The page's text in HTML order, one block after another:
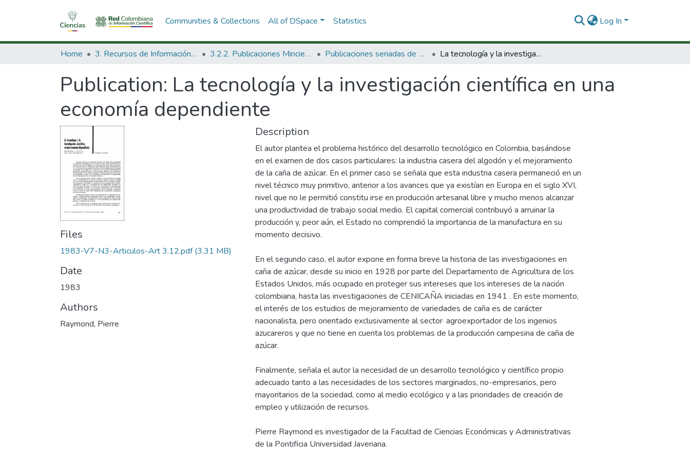
Communities & Collections All of DSpace Statistics Log In
Home 3. Recursos de Información Científica y Tecnológica 3.2.2. Publicaciones Minciencias Publicaciones seriadas de Minciencias La tecnología y la investigación científica en una economía dependiente
Publication: La tecnología y la investigación científica en una
economía dependiente
Files
1983-V7-N3-Articulos-Art 3.12.pdf(3.31 MB)
Date
1983
Authors
Raymond, Pierre
Description
El autor plantea el problema histórico del desarrollo tecnológico en Colombia, basándose
en el examen de dos casos particulares: la industria casera del algodón y el mejoramiento
de la caña de azúcar. En el primer caso se señala que esta industria casera permaneció en un
nivel técnico muy primitivo, anterior a los avances que ya existían en Europa en el siglo XVI,
nivel que no le permitió constitu irse en producción artesanal libre y mucho menos alcanzar
una productividad de trabajo social medio. El capital comercial contribuyó a arruinar la
producción y, peor aún, el Estado no comprendió la importancia de la manufactura en su
momento decisivo.
En el segundo caso, el autor expone en forma breve la historia de las investigaciones en
caña de azúcar, desde su inicio en 1928 por parte del Departamento de Agricultura de los
Estados Unidos, más ocupado en proteger sus intereses que los intereses de la nación
colombiana, hasta las investigaciones de CENICAÑA iniciadas en 1941 . En este momento,
el interés de los estudios de mejoramiento de variedades de caña es de carácter
nacionalista, pero orientado exclusivamente al sector· agroexportador de los ingenios
azucareros y que no tiene en cuenta los problemas de la producción campesina de caña de
azúcar.
Finalmente, señala el autor la necesidad de un desarrollo tecnológico y científico propio
adecuado tanto a las necesidades de los sectores marginados, no-empresarios, pero
mayoritarios de la sociedad, como al medio ecológico y a las prioridades de creación de
empleo y utilización de recursos.
Pierre Raymond es investigador de la Facultad de Ciencias Económicas y Administrativas
de la Pontificia Universidad Javeriana.